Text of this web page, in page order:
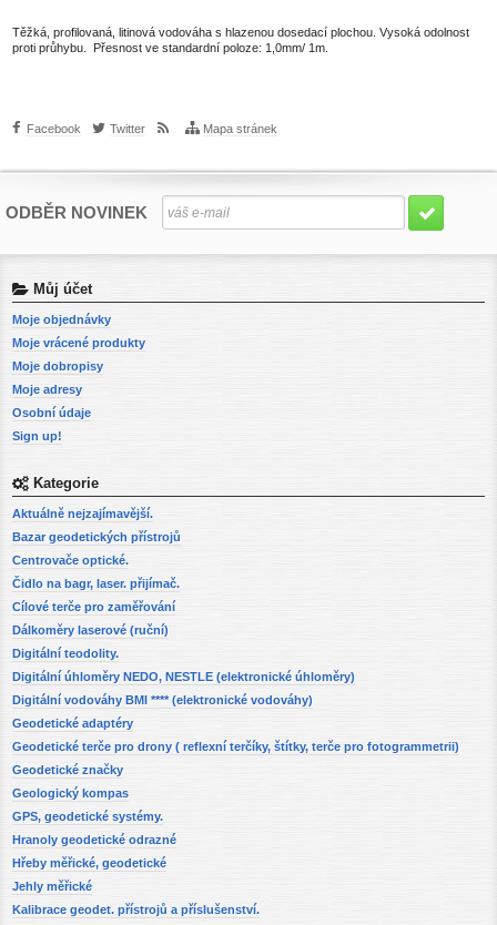
Těžká, profilovaná, litinová vodováha s hlazenou dosedací plochou. Vysoká odolnost
proti průhybu. Přesnost ve standardní poloze: 1,0mm/ 1m.
Facebook Twitter Mapa stránek
ODBĚR NOVINEK
Můj účet
Moje objednávky
Moje vrácené produkty
Moje dobropisy
Moje adresy
Osobní údaje
Sign up!
Kategorie
Aktuálně nejzajímavější.
Bazar geodetických přístrojů
Centrovače optické.
Čidlo na bagr, laser. přijímač.
Cílové terče pro zaměřování
Dálkoměry laserové (ruční)
Digitální teodolity.
Digitální úhloměry NEDO, NESTLE (elektronické úhloměry)
Digitální vodováhy BMI **** (elektronické vodováhy)
Geodetické adaptéry
Geodetické terče pro drony ( reflexní terčíky, štítky, terče pro fotogrammetrii)
Geodetické značky
Geologický kompas
GPS, geodetické systémy.
Hranoly geodetické odrazné
Hřeby měřické, geodetické
Jehly měřické
Kalibrace geodet. přístrojů a příslušenství.